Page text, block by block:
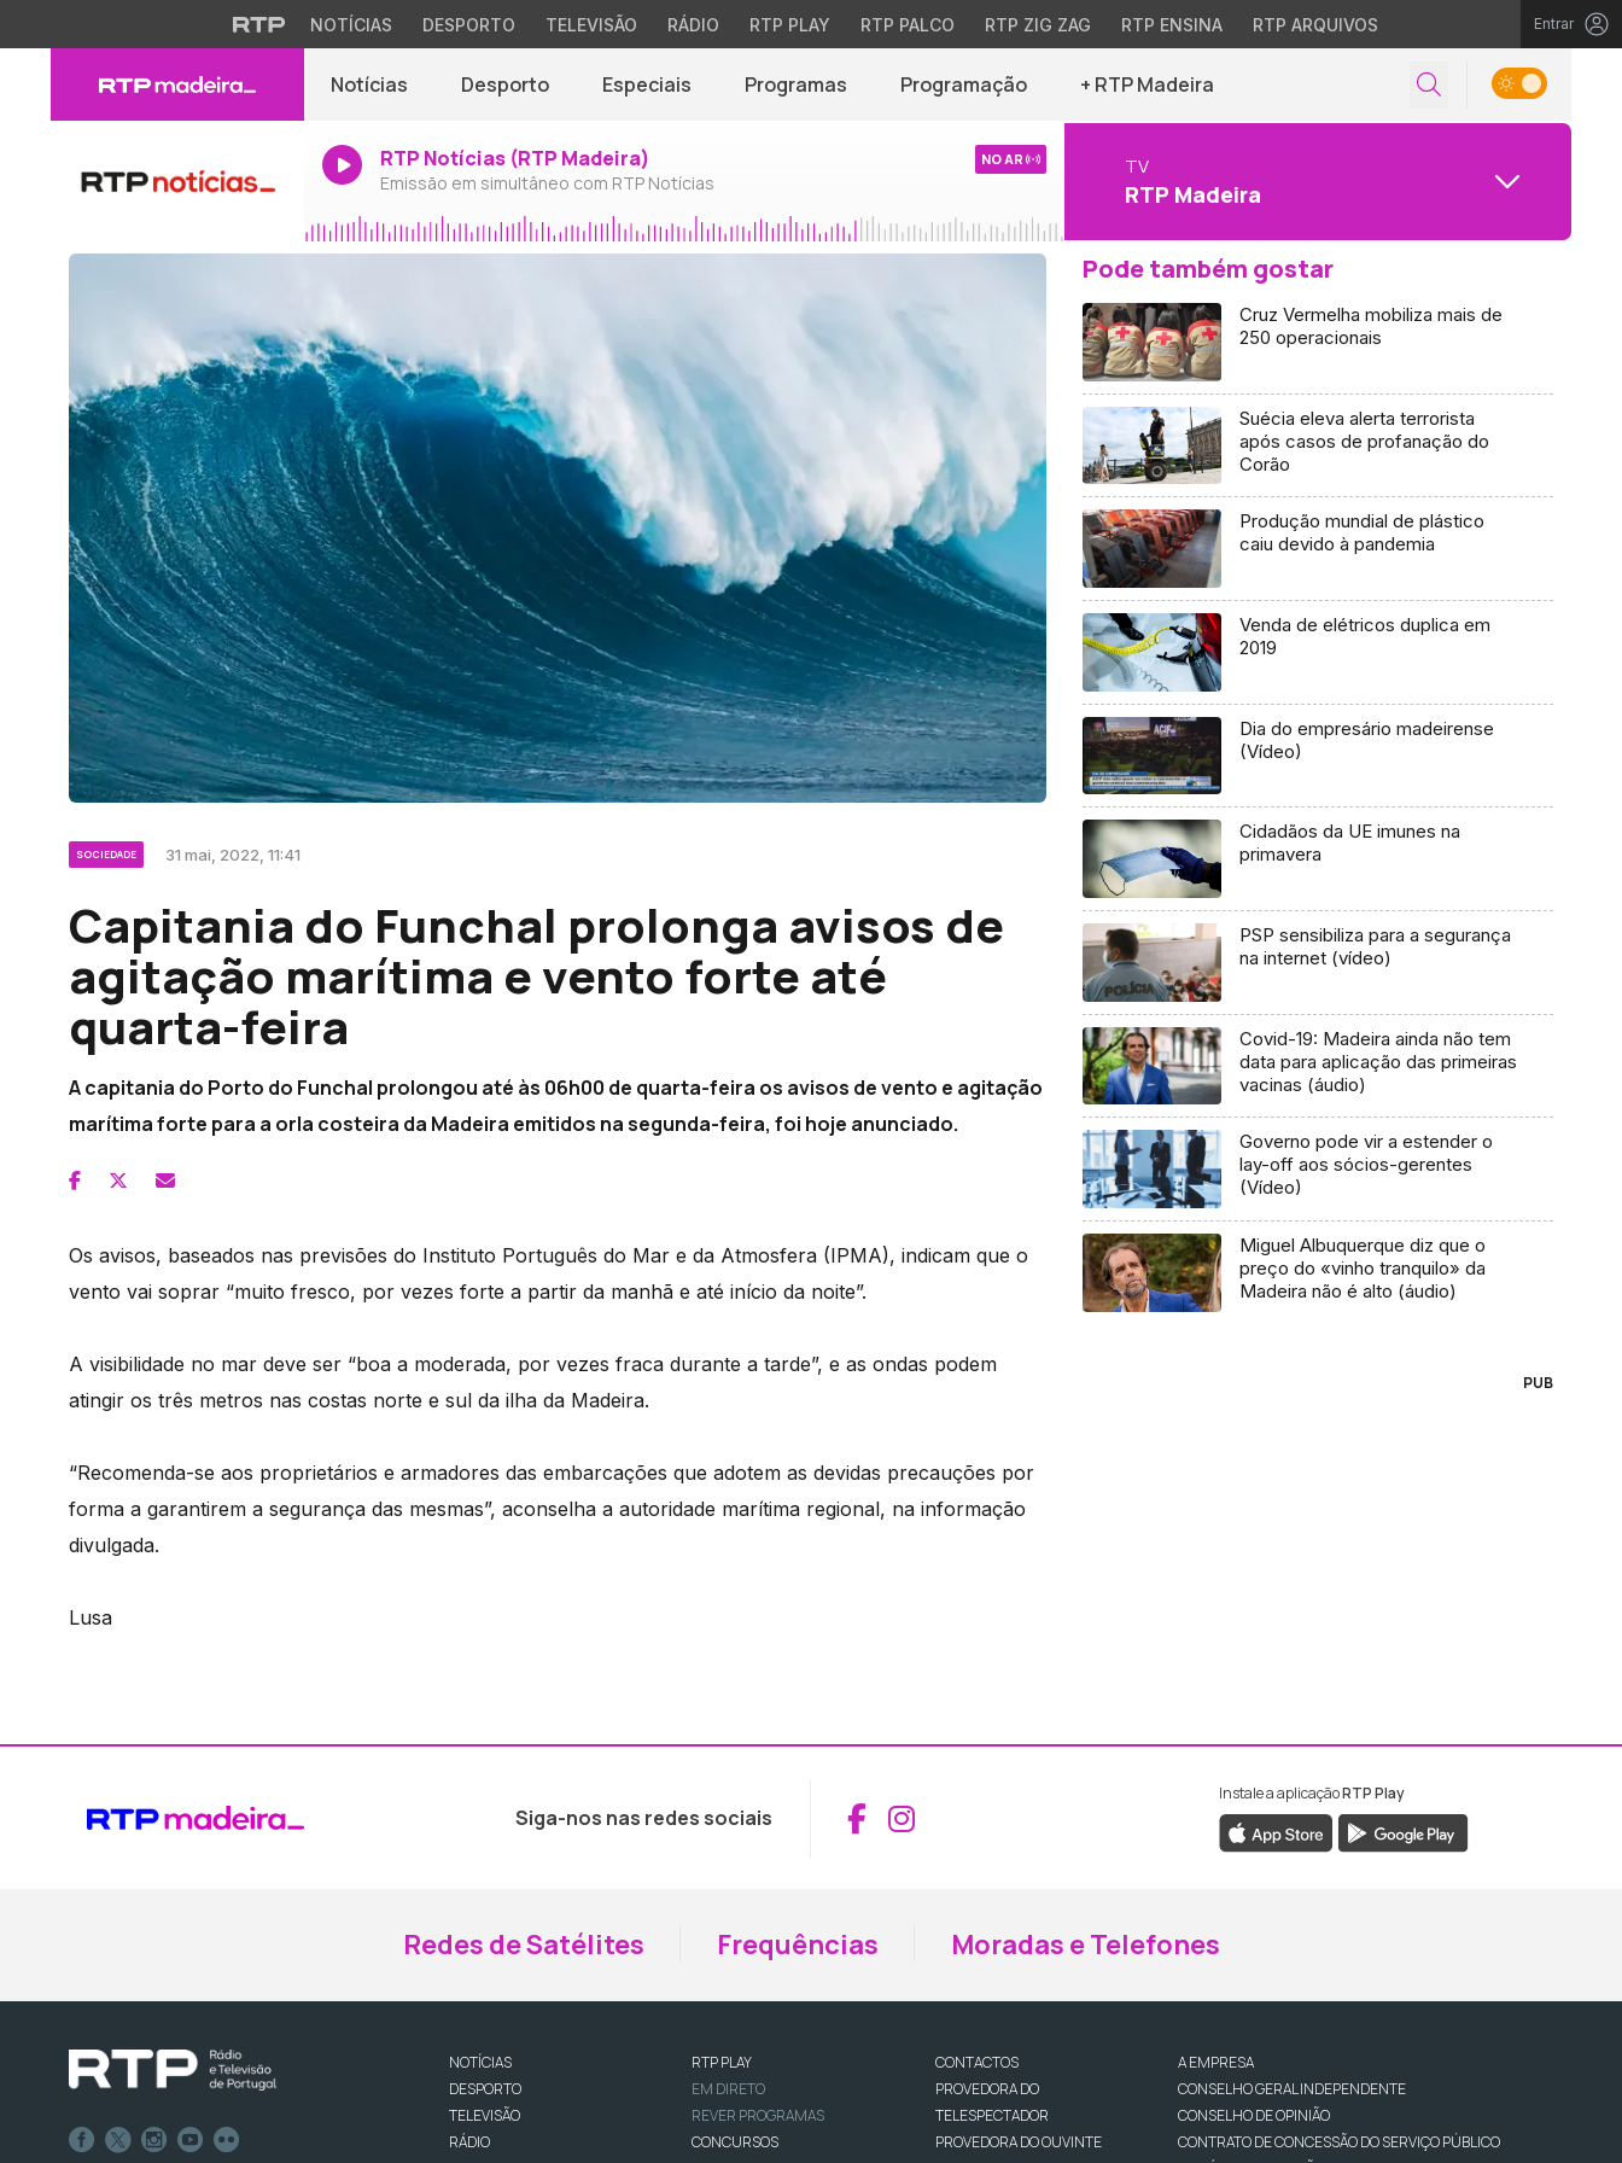
NOTÍCIAS DESPORTO TELEVISÃO RÁDIO RTP PLAY RTP PALCO RTP ZIG ZAG RTP ENSINA RTP ARQUIVOS Entrar
Notícias Desporto Especiais Programas Programação + RTP Madeira
RTP Notícias (RTP Madeira)
Emissão em simultâneo com RTP Notícias
NO AR TV
RTP Madeira
SOCIEDADE 31 mai, 2022, 11:41
Capitania do Funchal prolonga avisos de
agitação marítima e vento forte até
quarta-feira
A capitania do Porto do Funchal prolongou até às 06h00 de quarta-feira os avisos de vento e agitação
marítima forte para a orla costeira da Madeira emitidos na segunda-feira, foi hoje anunciado.
Os avisos, baseados nas previsões do Instituto Português do Mar e da Atmosfera (IPMA), indicam que o
vento vai soprar “muito fresco, por vezes forte a partir da manhã e até início da noite”.
A visibilidade no mar deve ser “boa a moderada, por vezes fraca durante a tarde”, e as ondas podem
atingir os três metros nas costas norte e sul da ilha da Madeira.
“Recomenda-se aos proprietários e armadores das embarcações que adotem as devidas precauções por
forma a garantirem a segurança das mesmas”, aconselha a autoridade marítima regional, na informação
divulgada.
Lusa
Pode também gostar
Cruz Vermelha mobiliza mais de
250 operacionais
Suécia eleva alerta terrorista
após casos de profanação do
Corão
Produção mundial de plástico
caiu devido à pandemia
Venda de elétricos duplica em
2019
Dia do empresário madeirense
(Vídeo)
Cidadãos da UE imunes na
primavera
PSP sensibiliza para a segurança
na internet (vídeo)
Covid-19: Madeira ainda não tem
data para aplicação das primeiras
vacinas (áudio)
Governo pode vir a estender o
lay-off aos sócios-gerentes
(Vídeo)
Miguel Albuquerque diz que o
preço do «vinho tranquilo» da
Madeira não é alto (áudio)
PUB
Siga-nos nas redes sociais Aceder ao Facebook da RTP Madeira
Aceder ao Instagram da RTP Madeira
Instale a aplicaçãoRTP Play
Redes de Satélites Frequências Moradas e Telefones
NOTÍCIAS
DESPORTO
TELEVISÃO
RÁDIO
RTP PLAY
EM DIRETO
REVER PROGRAMAS
CONCURSOS
CONTACTOS
PROVEDORA DO
TELESPECTADOR
PROVEDORA DO OUVINTE
A EMPRESA
CONSELHO GERAL INDEPENDENTE
CONSELHO DE OPINIÃO
CONTRATO DE CONCESSÃO DO SERVIÇO PÚBLICO